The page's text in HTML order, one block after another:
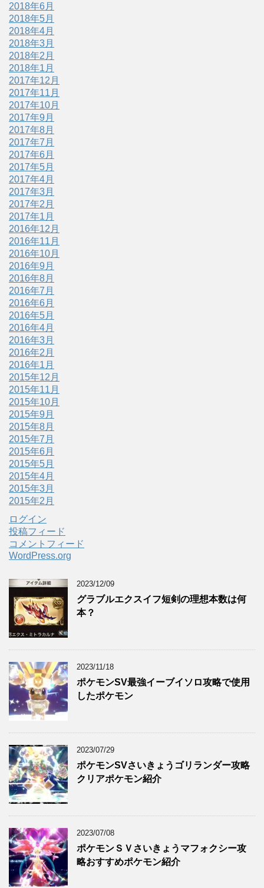
2018年6月
2018年5月
2018年4月
2018年3月
2018年2月
2018年1月
2017年12月
2017年11月
2017年10月
2017年9月
2017年8月
2017年7月
2017年6月
2017年5月
2017年4月
2017年3月
2017年2月
2017年1月
2016年12月
2016年11月
2016年10月
2016年9月
2016年8月
2016年7月
2016年6月
2016年5月
2016年4月
2016年3月
2016年2月
2016年1月
2015年12月
2015年11月
2015年10月
2015年9月
2015年8月
2015年7月
2015年6月
2015年5月
2015年4月
2015年3月
2015年2月
ログイン
投稿フィード
コメントフィード
WordPress.org
2023/12/09
グラブルエクスイフ短剣の理想本数は何
本？
2023/11/18
ポケモンSV最強イーブイソロ攻略で使用
したポケモン
2023/07/29
ポケモンSVさいきょうゴリランダー攻略
クリアポケモン紹介
2023/07/08
ポケモンＳＶさいきょうマフォクシー攻
略おすすめポケモン紹介